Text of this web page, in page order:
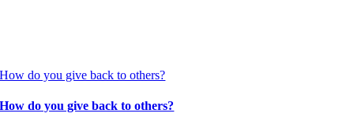
How do you give back to others?
How do you give back to others?